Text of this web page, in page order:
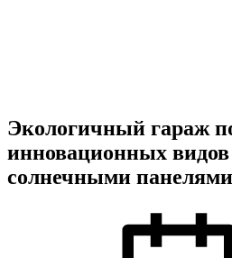
Экологичный гараж
инновационных
солнечными панелями